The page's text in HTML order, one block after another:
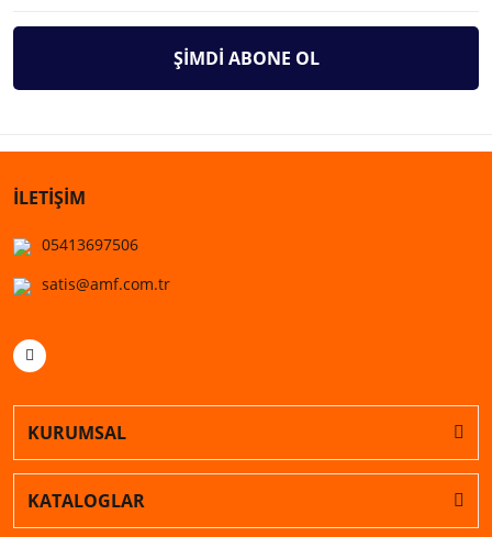
ŞİMDİ ABONE OL
İLETİŞİM
05413697506
satis@amf.com.tr
KURUMSAL
KATALOGLAR